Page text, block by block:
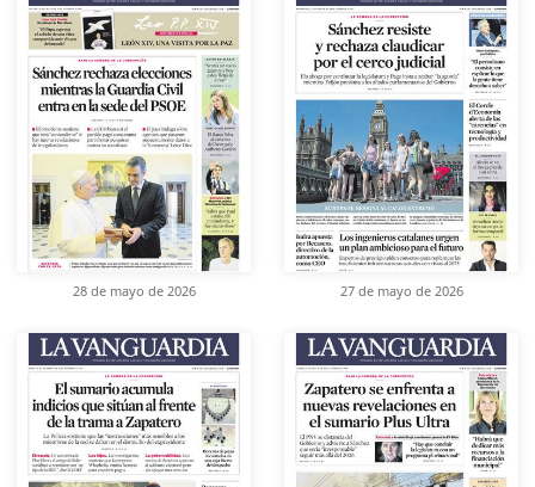
28 de mayo de 2026 27 de mayo de 2026